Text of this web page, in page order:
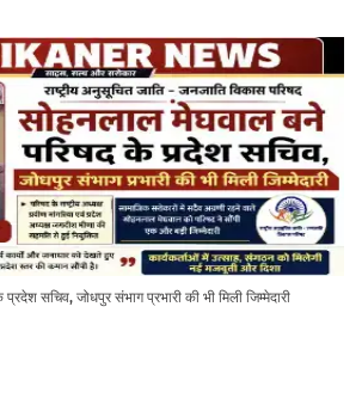
सचिव, जोधपुर संभाग प्रभारी की भी मिली जिम्मेदारी